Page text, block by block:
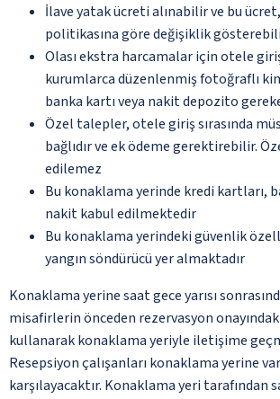
İlave yatak ücreti alınabilir ve bu
politikasına göre değişiklik
Olası ekstra harcamalar için otele
kurumlarca düzenlenmiş fotoğraflı
banka kartı veya nakit depozito
Özel talepler, otele giriş sırasında
bağlıdır ve ek ödeme gerektirebilir.
edilemez
Bu konaklama yerinde kredi kartları,
nakit kabul edilmektedir
Bu konaklama yerindeki güvenlik
yangın söndürücü yer almaktadır
Konaklama yerine saat gece yarısı
misafirlerin önceden rezervasyon
kullanarak konaklama yeriyle iletişime
Resepsiyon çalışanları konaklama yerine
karşılayacaktır. Konaklama yeri tarafından